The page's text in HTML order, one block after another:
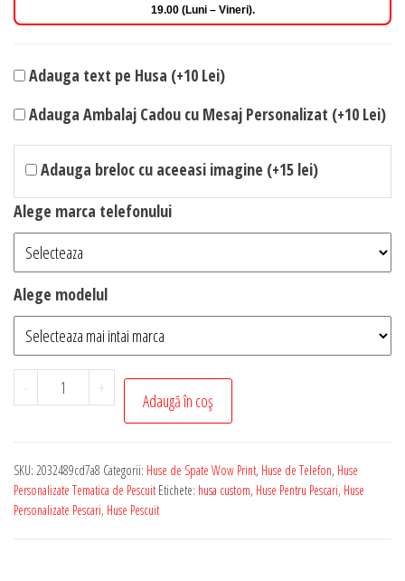
19.00 (Luni – Vineri).
Adauga text pe Husa (+10 Lei)
Adauga Ambalaj Cadou cu Mesaj Personalizat (+10 Lei)
Adauga breloc cu aceeasi imagine (+15 lei)
Alege marca telefonului
Alege modelul
-
Cantitate
Husa
Personalizata
cu
+
Adaugă în coș
SKU: 2032489cd7a8 Categorii: Huse de Spate Wow Print, Huse de Telefon, Huse
Personalizate Tematica de Pescuit Etichete: husa custom, Huse Pentru Pescari, Huse
Personalizate Pescari, Huse Pescuit